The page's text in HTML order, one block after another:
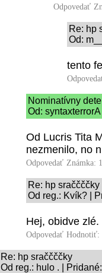
Odpovedať
Re: hp
Od:
tento
Nominatívny
Od:
Od Lucris Tita
nezmenilo, no
Odpovedať Známka:
Re: hp sraččččky
Od reg.: Kvík? |
Hej, obidve zlé.
Odpovedať Hodnotiť:
Re: hp sraččččky
Od reg.: hulo . |